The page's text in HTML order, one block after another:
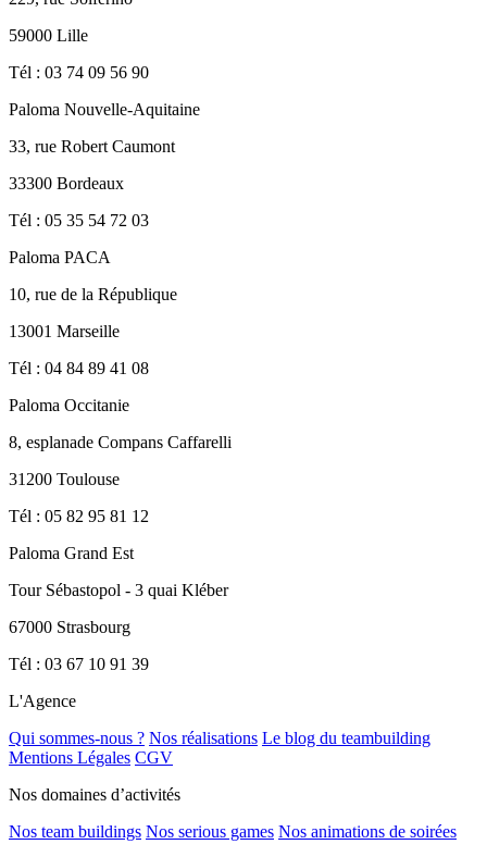
59000 Lille
Tél : 03 74 09 56 90
Paloma Nouvelle-Aquitaine
33, rue Robert Caumont
33300 Bordeaux
Tél : 05 35 54 72 03
Paloma PACA
10, rue de la République
13001 Marseille
Tél : 04 84 89 41 08
Paloma Occitanie
8, esplanade Compans Caffarelli
31200 Toulouse
Tél : 05 82 95 81 12
Paloma Grand Est
Tour Sébastopol - 3 quai Kléber
67000 Strasbourg
Tél : 03 67 10 91 39
L'Agence
Qui sommes-nous ? Nos réalisations Le blog du teambuilding
Mentions Légales CGV
Nos domaines d’activités
Nos team buildings Nos serious games Nos animations de soirées